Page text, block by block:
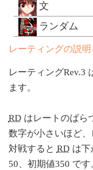
文
ランダム
レーティングの説
レーティングRev.3
ます。
RDはレートのばら
数字が小さいほど
対戦すると RDは下
50、初期値350 です